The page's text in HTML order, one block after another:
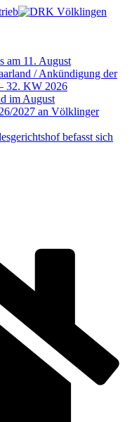
am 11. August
/ Ankündigung der
32. KW 2026
im August
2027 an Völklinger
befasst sich